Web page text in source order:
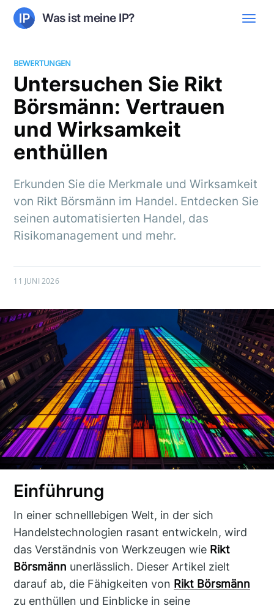
Was ist meine IP?
BEWERTUNGEN
Untersuchen Sie Rikt
Börsmänn: Vertrauen
und Wirksamkeit
enthüllen
Erkunden Sie die Merkmale und Wirksamkeit
von Rikt Börsmänn im Handel. Entdecken Sie
seinen automatisierten Handel, das
Risikomanagement und mehr.
11 JUNI 2026
Einführung
In einer schnelllebigen Welt, in der sich
Handelstechnologien rasant entwickeln, wird
das Verständnis von Werkzeugen wie Rikt
Börsmänn unerlässlich. Dieser Artikel zielt
darauf ab, die Fähigkeiten von Rikt Börsmänn
zu enthüllen und Einblicke in seine